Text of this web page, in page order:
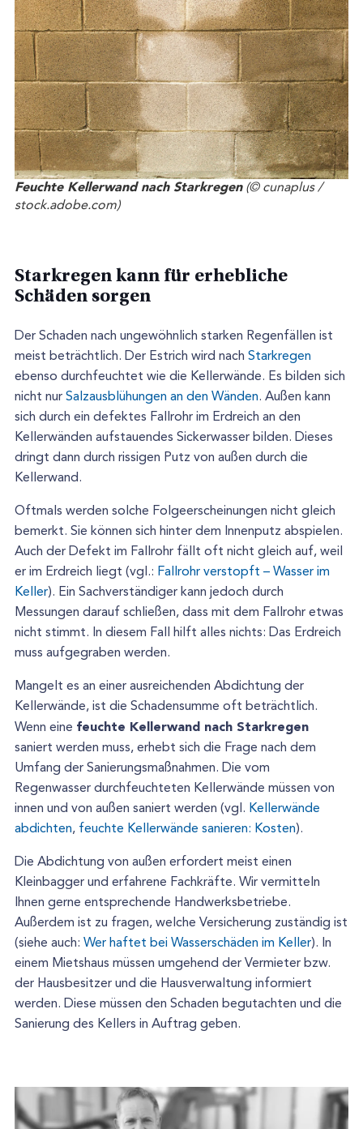
Feuchte Kellerwand nach Starkregen(© cunaplus /
stock.adobe.com)
Starkregen kann für erhebliche
Schäden sorgen
Der Schaden nach ungewöhnlich starken Regenfällen ist
meist beträchtlich. Der Estrich wird nach Starkregen
ebenso durchfeuchtet wie die Kellerwände. Es bilden sich
nicht nur Salzausblühungen an den Wänden. Außen kann
sich durch ein defektes Fallrohr im Erdreich an den
Kellerwänden aufstauendes Sickerwasser bilden. Dieses
dringt dann durch rissigen Putz von außen durch die
Kellerwand.
Oftmals werden solche Folgeerscheinungen nicht gleich
bemerkt. Sie können sich hinter dem Innenputz abspielen.
Auch der Defekt im Fallrohr fällt oft nicht gleich auf, weil
er im Erdreich liegt (vgl.: Fallrohr verstopft – Wasser im
Keller). Ein Sachverständiger kann jedoch durch
Messungen darauf schließen, dass mit dem Fallrohr etwas
nicht stimmt. In diesem Fall hilft alles nichts: Das Erdreich
muss aufgegraben werden.
Mangelt es an einer ausreichenden Abdichtung der
Kellerwände, ist die Schadensumme oft beträchtlich.
Wenn eine feuchte Kellerwand nach Starkregen
saniert werden muss, erhebt sich die Frage nach dem
Umfang der Sanierungsmaßnahmen. Die vom
Regenwasser durchfeuchteten Kellerwände müssen von
innen und von außen saniert werden (vgl. Kellerwände
abdichten, feuchte Kellerwände sanieren: Kosten).
Die Abdichtung von außen erfordert meist einen
Kleinbagger und erfahrene Fachkräfte. Wir vermitteln
Ihnen gerne entsprechende Handwerksbetriebe.
Außerdem ist zu fragen, welche Versicherung zuständig ist
(siehe auch: Wer haftet bei Wasserschäden im Keller). In
einem Mietshaus müssen umgehend der Vermieter bzw.
der Hausbesitzer und die Hausverwaltung informiert
werden. Diese müssen den Schaden begutachten und die
Sanierung des Kellers in Auftrag geben.